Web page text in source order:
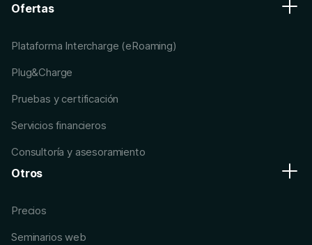
Ofertas
Plataforma Intercharge (eRoaming)
Plug&Charge
Pruebas y certificación
Servicios financieros
Consultoría y asesoramiento
Otros
Precios
Seminarios web